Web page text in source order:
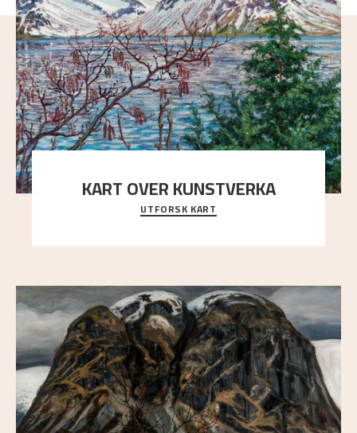
KART OVER KUNSTVERKA
Utforsk stedene og utsiktene i Astrups malerier
UTFORSK KART